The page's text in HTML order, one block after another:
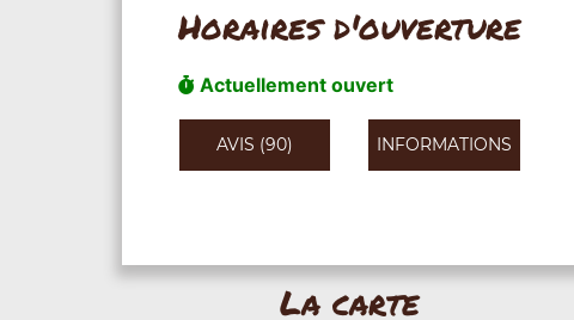
Horaires d'ouverture
Actuellement ouvert
AVIS (90) INFORMATIONS
La carte